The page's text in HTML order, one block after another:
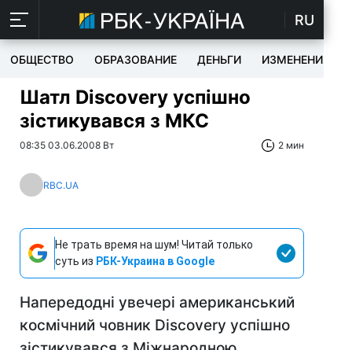
RU
ОБЩЕСТВО ОБРАЗОВАНИЕ ДЕНЬГИ ИЗМЕНЕНИЯ
Шатл Discovery успішно
зістикувався з МКС
08:35 03.06.2008 Вт 2 мин
RBC.UA
Не трать время на шум! Читай только
суть из РБК-Украина в Google
Напередодні увечері американський
космічний човник Discovery успішно